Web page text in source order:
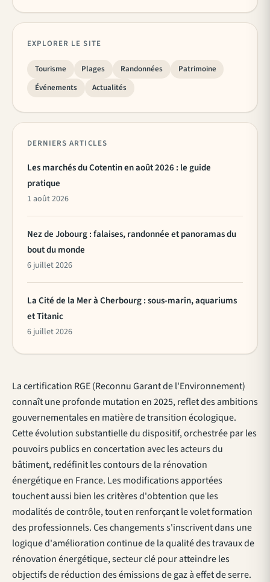
La certification RGE (Reconnu Garant de l'Environnement)
connaît une profonde mutation en 2025, reflet des ambitions
gouvernementales en matière de transition écologique.
Cette évolution substantielle du dispositif, orchestrée par les
pouvoirs publics en concertation avec les acteurs du
bâtiment, redéfinit les contours de la rénovation
énergétique en France. Les modifications apportées
touchent aussi bien les critères d'obtention que les
modalités de contrôle, tout en renforçant le volet formation
des professionnels. Ces changements s'inscrivent dans une
logique d'amélioration continue de la qualité des travaux de
rénovation énergétique, secteur clé pour atteindre les
objectifs de réduction des émissions de gaz à effet de serre.
EXPLORER LE SITE
Tourisme Plages Randonnées
Patrimoine
Événements
Actualités
DERNIERS ARTICLES
Les marchés du Cotentin en août 2026 : le guide
pratique
1 août 2026
Nez de Jobourg : falaises, randonnée et panoramas du
bout du monde
6 juillet 2026
La Cité de la Mer à Cherbourg : sous-marin, aquariums
et Titanic
6 juillet 2026